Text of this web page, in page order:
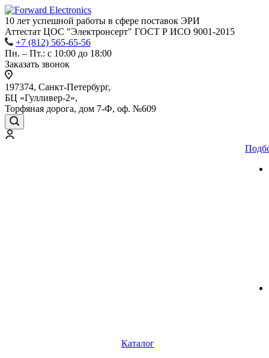
10 лет успешной работы в сфере поставок ЭРИ
Аттестат ЦОС "Электронсерт" ГОСТ Р ИСО 9001-2015
+7 (812) 565-65-56
Пн. – Пт.: с 10:00 до 18:00
Заказать звонок
197374, Санкт-Петербург,
БЦ «Гулливер-2»,
Торфяная дорога, дом 7-Ф, оф. №609
Каталог